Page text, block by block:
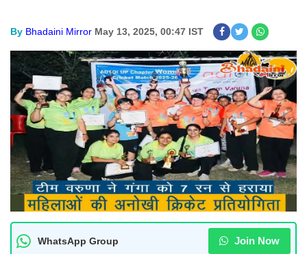
By Bhadaini Mirror May 13, 2025, 00:47 IST
WhatsApp Group Join Now